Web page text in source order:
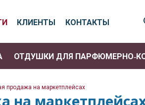
КЛИЕНТЫ КОНТАКТЫ
ОТДУШКИ ДЛЯ
продажа на маркетплейсах>
на